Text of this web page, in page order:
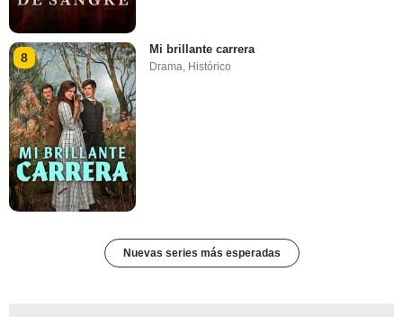
8
Mi brillante carrera
Drama Histórico
Nuevas series más esperadas